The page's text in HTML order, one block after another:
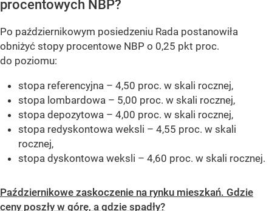
procentowych NBP?
Po październikowym posiedzeniu Rada postanowiła
obniżyć stopy procentowe NBP o 0,25 pkt proc.
do poziomu:
stopa referencyjna – 4,50 proc. w skali rocznej,
stopa lombardowa – 5,00 proc. w skali rocznej,
stopa depozytowa – 4,00 proc. w skali rocznej,
stopa redyskontowa weksli – 4,55 proc. w skali
rocznej,
stopa dyskontowa weksli – 4,60 proc. w skali rocznej.
Październikowe zaskoczenie na rynku mieszkań. Gdzie
ceny poszły w górę, a gdzie spadły?